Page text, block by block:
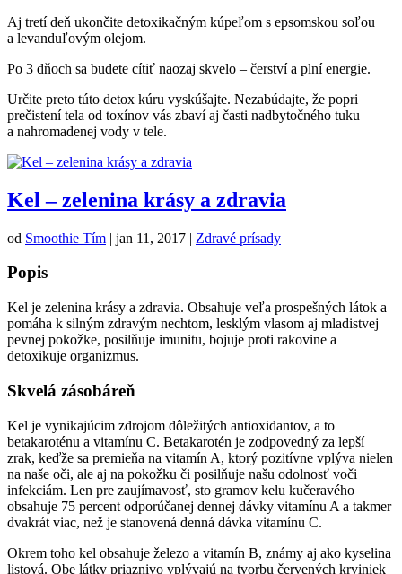
Aj tretí deň ukončite detoxikačným kúpeľom s epsomskou soľou
a levanduľovým olejom.
Po 3 dňoch sa budete cítiť naozaj skvelo – čerství a plní energie.
Určite preto túto detox kúru vyskúšajte. Nezabúdajte, že popri
prečistení tela od toxínov vás zbaví aj časti nadbytočného tuku
a nahromadenej vody v tele.
Kel – zelenina krásy a zdravia
od Smoothie Tím | jan 11, 2017 | Zdravé prísady
Popis
Kel je zelenina krásy a zdravia. Obsahuje veľa prospešných látok a
pomáha k silným zdravým nechtom, lesklým vlasom aj mladistvej
pevnej pokožke, posilňuje imunitu, bojuje proti rakovine a
detoxikuje organizmus.
Skvelá zásobáreň
Kel je vynikajúcim zdrojom dôležitých antioxidantov, a to
betakaroténu a vitamínu C. Betakarotén je zodpovedný za lepší
zrak, keďže sa premieňa na vitamín A, ktorý pozitívne vplýva nielen
na naše oči, ale aj na pokožku či posilňuje našu odolnosť voči
infekciám. Len pre zaujímavosť, sto gramov kelu kučeravého
obsahuje 75 percent odporúčanej dennej dávky vitamínu A a takmer
dvakrát viac, než je stanovená denná dávka vitamínu C.
Okrem toho kel obsahuje železo a vitamín B, známy aj ako kyselina
listová. Obe látky priaznivo vplývajú na tvorbu červených krviniek